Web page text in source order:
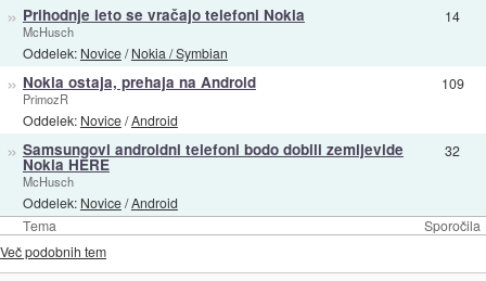
Tema Sporočila
» Prihodnje leto se vračajo telefoni Nokia
McHusch
Oddelek: Novice/Nokia / Symbian
14
» Nokia ostaja, prehaja na Android
PrimozR
Oddelek: Novice/Android
109
» Samsungovi androidni telefoni bodo dobili zemljevide
Nokia HERE
McHusch
Oddelek: Novice/Android
32
Več podobnih tem